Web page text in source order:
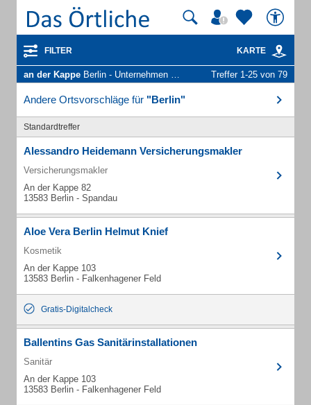
FILTER KARTE
an der Kappe Berlin - Unternehmen und Personen Treffer 1-25 von 79
Andere Ortsvorschläge für "Berlin"
Standardtreffer
Alessandro Heidemann Versicherungsmakler
Versicherungsmakler
An der Kappe 82
13583 Berlin - Spandau
Aloe Vera Berlin Helmut Knief
Kosmetik
An der Kappe 103
13583 Berlin - Falkenhagener Feld
Gratis-Digitalcheck
Ballentins Gas Sanitärinstallationen
Sanitär
An der Kappe 103
13583 Berlin - Falkenhagener Feld